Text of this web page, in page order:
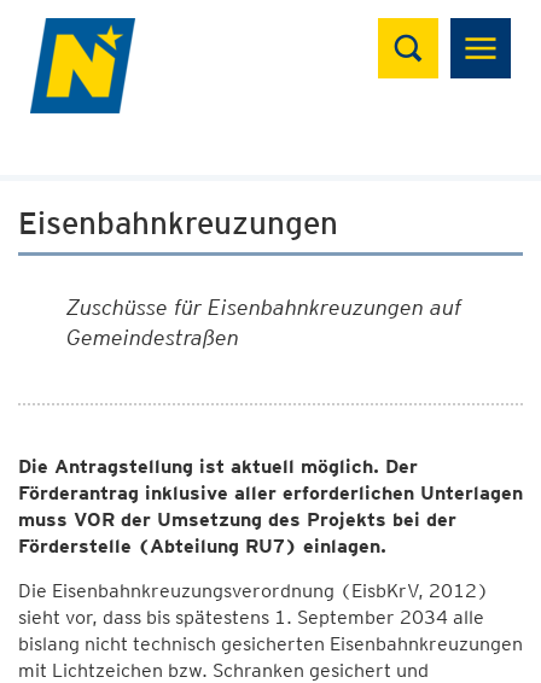
Suchen
Eisenbahnkreuzungen
Zuschüsse für Eisenbahnkreuzungen auf
Gemeindestraßen
Die Antragstellung ist aktuell möglich. Der
Förderantrag inklusive aller erforderlichen Unterlagen
muss VOR der Umsetzung des Projekts bei der
Förderstelle (Abteilung RU7) einlagen.
Die Eisenbahnkreuzungsverordnung (EisbKrV, 2012)
sieht vor, dass bis spätestens 1. September 2034 alle
bislang nicht technisch gesicherten Eisenbahnkreuzungen
mit Lichtzeichen bzw. Schranken gesichert und